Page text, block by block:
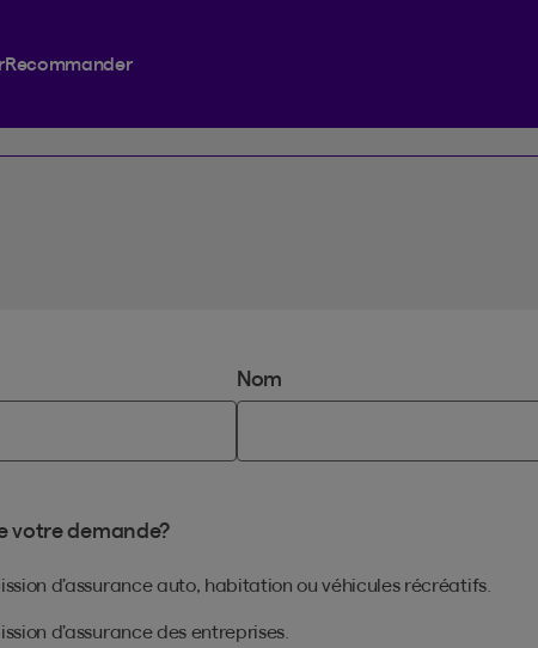
Recommander
Nom
votre demande?
d’assurance auto, habitation ou véhicules récréatifs.
d’assurance des entreprises.